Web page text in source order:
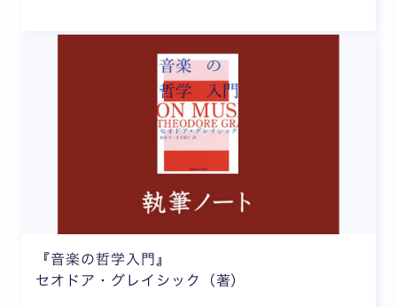
『音楽の哲学入門』
セオドア・グレイシック（著）